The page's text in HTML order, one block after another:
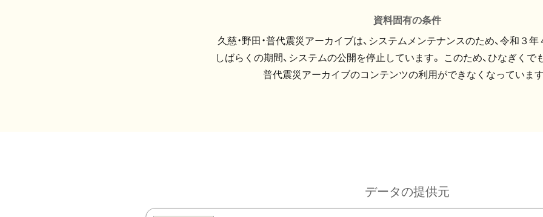
資料固有の条件
久慈・野田・普代震災アーカイブは、システムメンテナンスのため、令和３
しばらくの期間、システムの公開を停止しています。 このため、ひなぎくでも
普代震災アーカイブのコンテンツの利用ができなくなっています
データの提供元